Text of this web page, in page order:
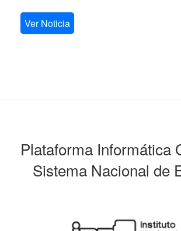
Ver Noticia
Plataforma Informática
Sistema Nacional de